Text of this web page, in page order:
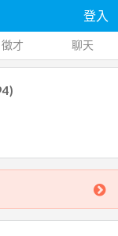
登入
徵才 聊天
)